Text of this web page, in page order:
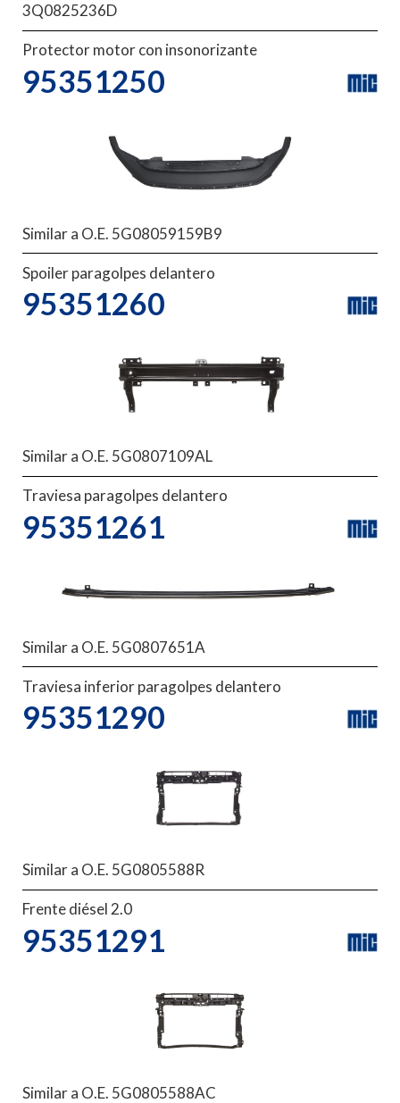
3Q0825236D
Protector motor con insonorizante
95351250
Similar a O.E. 5G08059159B9
Spoiler paragolpes delantero
95351260
Similar a O.E. 5G0807109AL
Traviesa paragolpes delantero
95351261
Similar a O.E. 5G0807651A
Traviesa inferior paragolpes delantero
95351290
Similar a O.E. 5G0805588R
Frente diésel 2.0
95351291
Similar a O.E. 5G0805588AC